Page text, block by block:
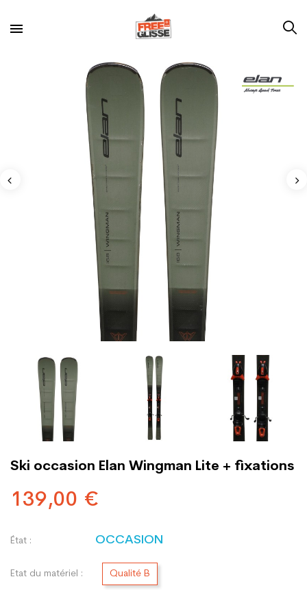
Ski occasion Elan Wingman Lite + fixations
139,00 €
État : OCCASION
Etat du matériel : Qualité B